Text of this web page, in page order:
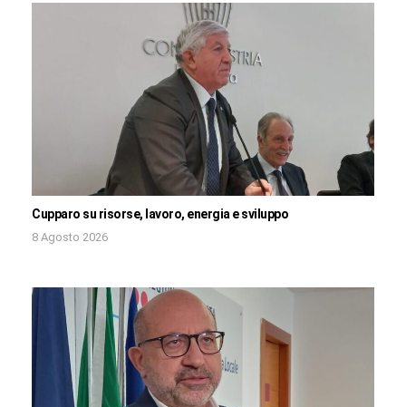
Cupparo su risorse, lavoro, energia e sviluppo
8 Agosto 2026